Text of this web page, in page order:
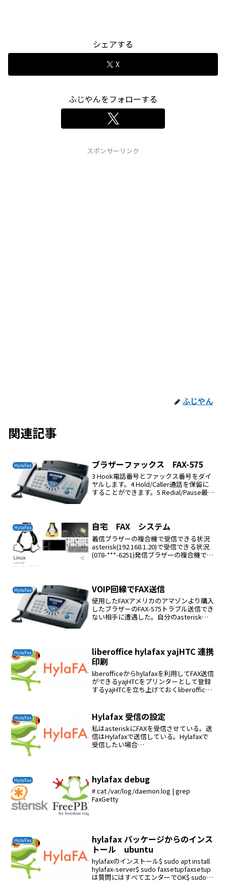
シェアする
X
ふじやんをフォローする
スポンサーリンク
ふじやん
関連記事
HylaFax ブラザーファックス FAX-575
3 Hook電話番号とファックス番号をダイ
ヤルします。4 Hold/Caller通話を保留に
することができます。5 Redial/Pause最後
HylaFax 自宅 FAX システム
着信ブラザーの複合機で受信できる状況
asterisk(192.168.1.20)で受信できる状況
(078-***-6251)発信ブラザーの複合機で発
HylaFax VOIP回線でFAX送信
使用したFAXアメリカのアマゾンより購入
したブラザーのFAX-575トラブル送信でき
ない相手に遭遇した。自分のasteriskの
HylaFax
liberoffice hylafax yajHTC 連携
印刷
liberofficeからhylafaxを利用してFAX送信
ができるyajHTCをプリンターとして登録
するyajHTCを立ち上げておくliberoffice
ファッ...
HylaFax Hylafax 受信の設定
私はasteriskにFAXを受信させている。送
信はHylafaxで送信している。Hylafaxで
受信したい場合
HylaFax hylafax debug
# cat /var/log/daemon.log | grep
FaxGetty
HylaFax
hylafax パッケージからのインス
トール ubuntu
hylafaxのインストール$ sudo apt install
hylafax-server$ sudo faxsetupfaxsetup
は質問にはすべてエンターでOK$ sudo